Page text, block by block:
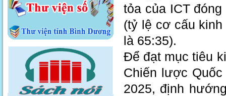
tỏa của ICT
(tỷ lệ cơ cấu
là 65:35).
Để đạt mục tiêu
Chiến lược
2025, định